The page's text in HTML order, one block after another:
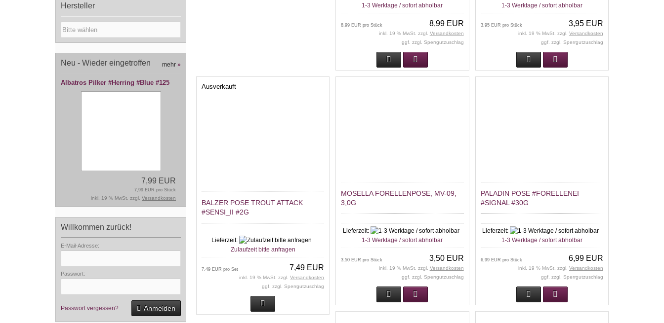
1-3 Werktage / sofort abholbar
8,99 EUR
8,99 EUR pro Stück
inkl. 19 % MwSt. zzgl. Versandkosten
ggf. zzgl. Sperrgutzuschlag
1-3 Werktage / sofort abholbar
3,95 EUR
3,95 EUR pro Stück
inkl. 19 % MwSt. zzgl. Versandkosten
ggf. zzgl. Sperrgutzuschlag
Ausverkauft
BALZER POSE TROUT ATTACK
#SENSI_II #2G
Lieferzeit:
Zulaufzeit bitte anfragen
7,49 EUR
7,49 EUR pro Set
inkl. 19 % MwSt. zzgl.Versandkosten
ggf. zzgl. Sperrgutzuschlag
MOSELLA FORELLENPOSE, MV-09,
3,0G
Lieferzeit:
1-3 Werktage / sofort abholbar
3,50 EUR
3,50 EUR pro Stück
inkl. 19 % MwSt. zzgl. Versandkosten
ggf. zzgl. Sperrgutzuschlag
PALADIN POSE #FORELLENEI
#SIGNAL #30G
Lieferzeit:
1-3 Werktage / sofort abholbar
6,99 EUR
6,99 EUR pro Stück
inkl. 19 % MwSt. zzgl. Versandkosten
ggf. zzgl. Sperrgutzuschlag
Hersteller
Neu - Wieder eingetroffen mehr »
Albatros Pilker #Herring #Blue #125
7,99 EUR
7,99 EUR pro Stück
inkl. 19 % MwSt. zzgl. Versandkosten
Willkommen zurück!
E-Mail-Adresse:
Passwort:
Passwort vergessen? Anmelden